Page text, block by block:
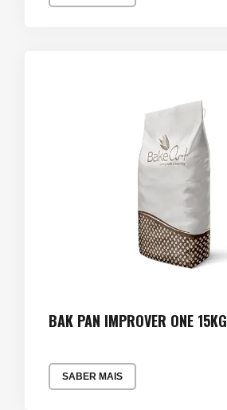
BAK PAN IMPROVER ONE 15KG
SABER MAIS